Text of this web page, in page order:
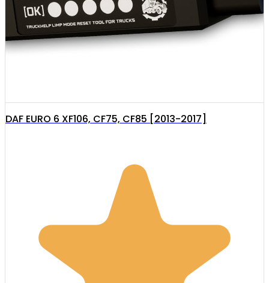
DAF EURO 6 XF106, CF75, CF85 [2013-2017]